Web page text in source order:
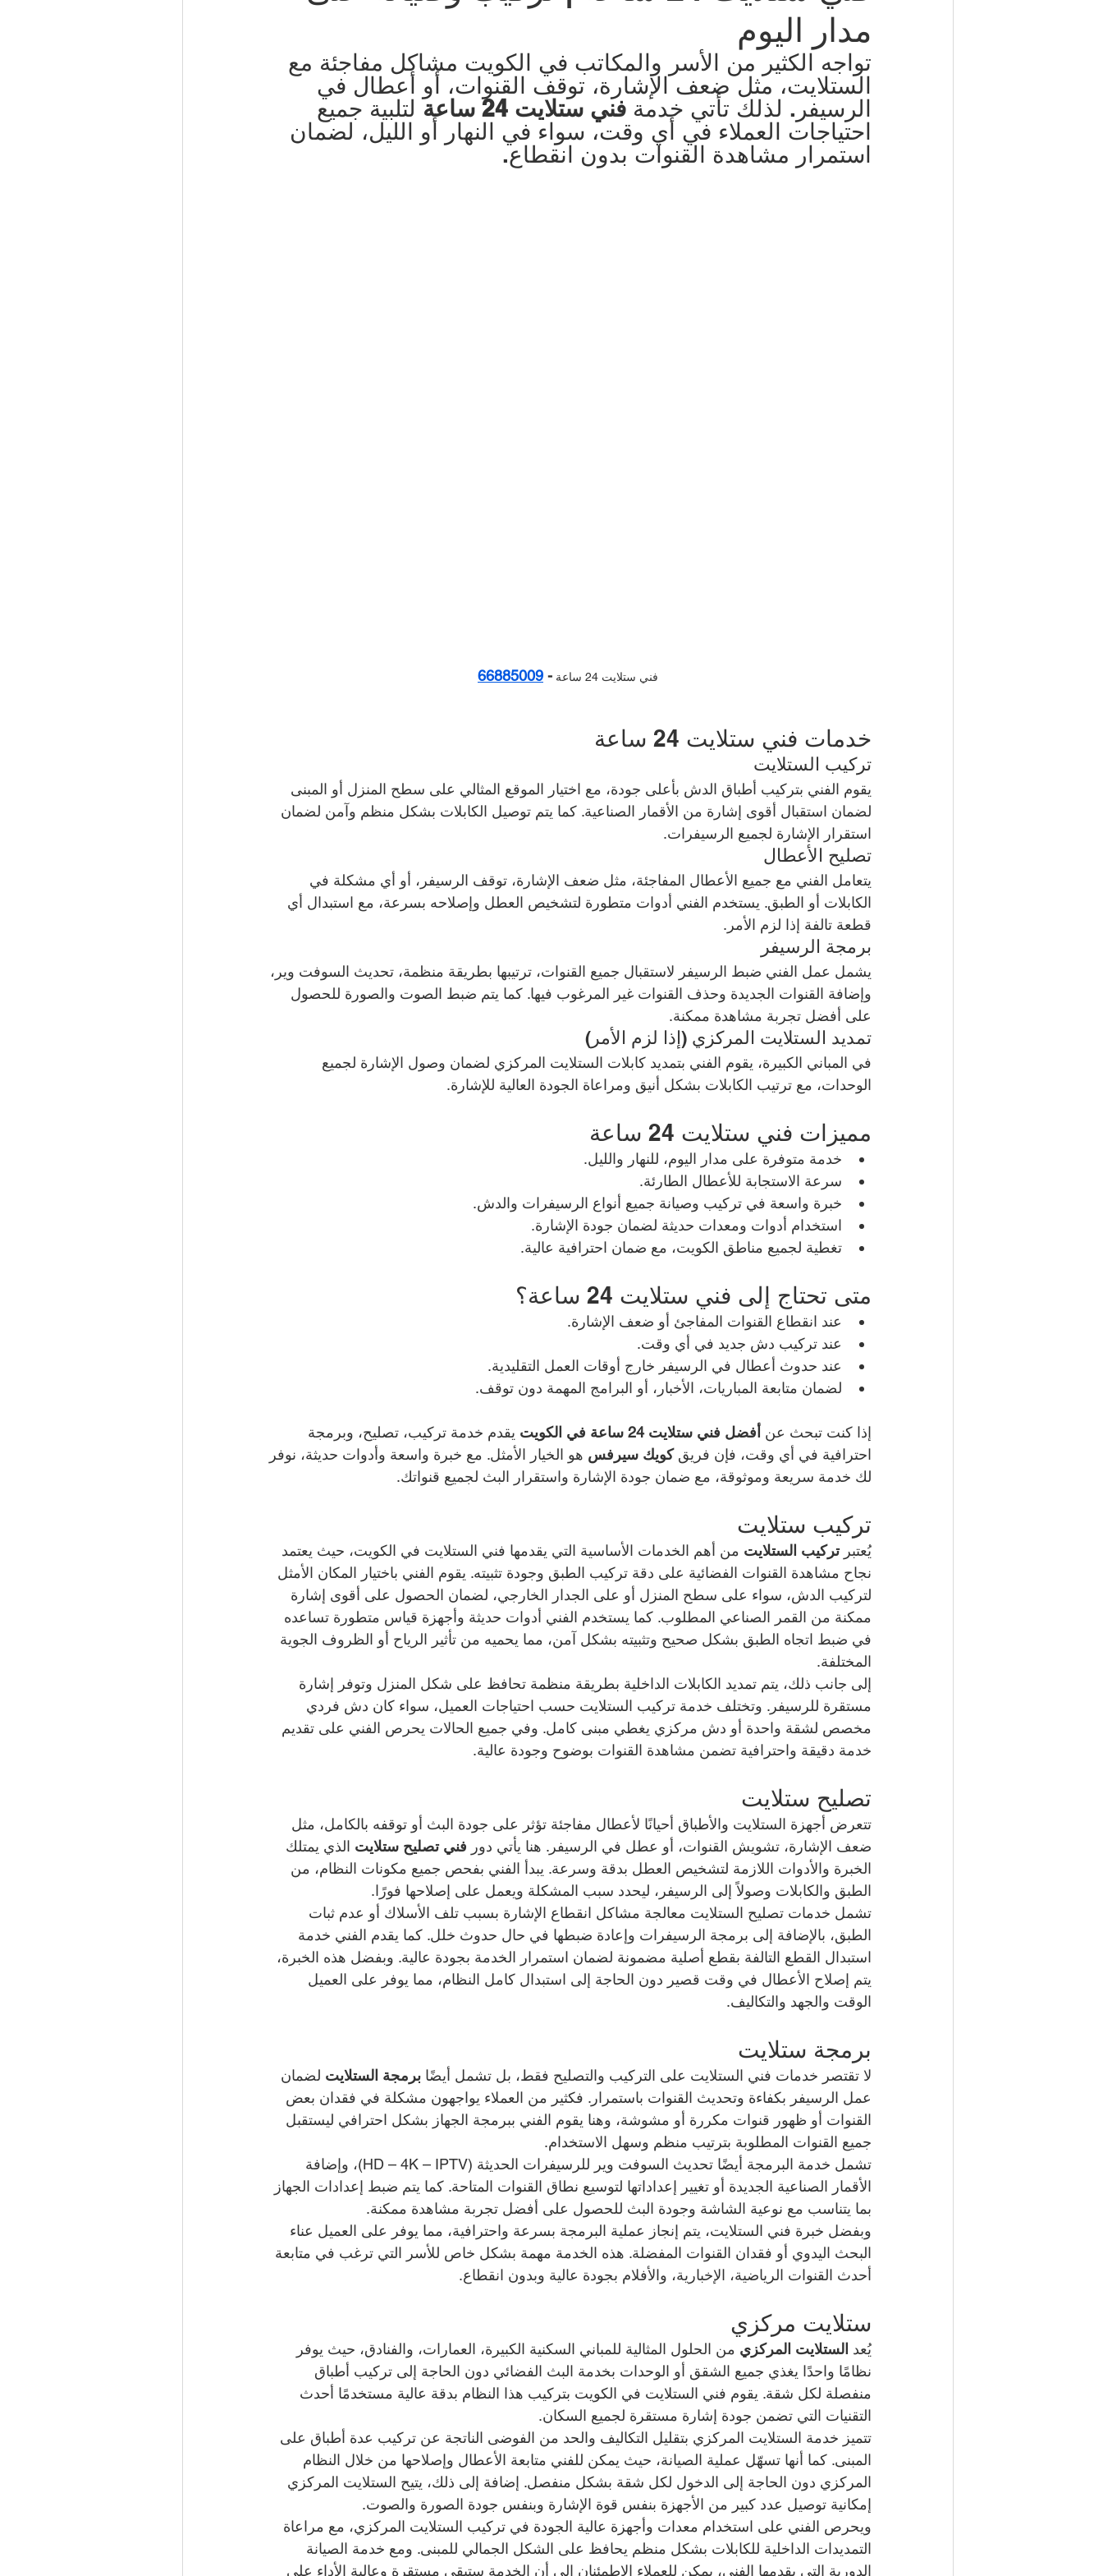
شركة مكافحة حشرات | 50050641 شركة طارد الحمام | 99009588 نشتري سيارات | 51066699
مكتب تأشيرات الكويت | 98951133 صالون حلاقة في الكويت | 98958877 مقوي سيرفس الكويت | 50994997
مدار اليوم
تواجه الكثير من الأسر والمكاتب في الكويت مشاكل مفاجئة مع
الستلايت، مثل ضعف الإشارة، توقف القنوات، أو أعطال في
الرسيفر. لذلك تأتي خدمة فني ستلايت 24 ساعة
لتلبية جميع
احتياجات العملاء في أي وقت، سواء في النهار أو الليل، لضمان
استمرار مشاهدة القنوات بدون انقطاع.
فني ستلايت 24 ساعة -
66885009
خدمات فني ستلايت 24 ساعة
تركيب الستلايت
يقوم الفني بتركيب أطباق الدش بأعلى جودة، مع اختيار الموقع المثالي على سطح المنزل أو المبنى
لضمان استقبال أقوى إشارة من الأقمار الصناعية. كما يتم توصيل الكابلات بشكل منظم وآمن لضمان
استقرار الإشارة لجميع الرسيفرات.
تصليح الأعطال
يتعامل الفني مع جميع الأعطال المفاجئة، مثل ضعف الإشارة، توقف الرسيفر، أو أي مشكلة في
الكابلات أو الطبق. يستخدم الفني أدوات متطورة لتشخيص العطل وإصلاحه بسرعة، مع استبدال أي
قطعة تالفة إذا لزم الأمر.
برمجة الرسيفر
يشمل عمل الفني ضبط الرسيفر لاستقبال جميع القنوات، ترتيبها بطريقة منظمة، تحديث السوفت وير،
وإضافة القنوات الجديدة وحذف القنوات غير المرغوب فيها. كما يتم ضبط الصوت والصورة للحصول
على أفضل تجربة مشاهدة ممكنة.
تمديد الستلايت المركزي (إذا لزم الأمر)
في المباني الكبيرة، يقوم الفني بتمديد كابلات الستلايت المركزي لضمان وصول الإشارة لجميع
الوحدات، مع ترتيب الكابلات بشكل أنيق ومراعاة الجودة العالية للإشارة.
مميزات فني ستلايت 24 ساعة
خدمة متوفرة على مدار اليوم، للنهار والليل.
سرعة الاستجابة للأعطال الطارئة.
خبرة واسعة في تركيب وصيانة جميع أنواع الرسيفرات والدش.
استخدام أدوات ومعدات حديثة لضمان جودة الإشارة.
تغطية لجميع مناطق الكويت، مع ضمان احترافية عالية.
متى تحتاج إلى فني ستلايت 24 ساعة؟
عند انقطاع القنوات المفاجئ أو ضعف الإشارة.
عند تركيب دش جديد في أي وقت.
عند حدوث أعطال في الرسيفر خارج أوقات العمل التقليدية.
لضمان متابعة المباريات، الأخبار، أو البرامج المهمة دون توقف.
إذا كنت تبحث عن أفضل فني ستلايت 24 ساعة في الكويت
يقدم خدمة تركيب، تصليح، وبرمجة
احترافية في أي وقت، فإن فريق كويك سيرفس هو الخيار الأمثل. مع خبرة واسعة وأدوات حديثة، نوفر
لك خدمة سريعة وموثوقة، مع ضمان جودة الإشارة واستقرار البث لجميع قنواتك.
تركيب ستلايت
يُعتبر تركيب الستلايت من أهم الخدمات الأساسية التي يقدمها فني الستلايت في الكويت، حيث يعتمد
نجاح مشاهدة القنوات الفضائية على دقة تركيب الطبق وجودة تثبيته. يقوم الفني باختيار المكان الأمثل
لتركيب الدش، سواء على سطح المنزل أو على الجدار الخارجي، لضمان الحصول على أقوى إشارة
ممكنة من القمر الصناعي المطلوب. كما يستخدم الفني أدوات حديثة وأجهزة قياس متطورة تساعده
في ضبط اتجاه الطبق بشكل صحيح وتثبيته بشكل آمن، مما يحميه من تأثير الرياح أو الظروف الجوية
المختلفة.
إلى جانب ذلك، يتم تمديد الكابلات الداخلية بطريقة منظمة تحافظ على شكل المنزل وتوفر إشارة
مستقرة للرسيفر. وتختلف خدمة تركيب الستلايت حسب احتياجات العميل، سواء كان دش فردي
مخصص لشقة واحدة أو دش مركزي يغطي مبنى كامل. وفي جميع الحالات يحرص الفني على تقديم
خدمة دقيقة واحترافية تضمن مشاهدة القنوات بوضوح وجودة عالية.
تصليح ستلايت
تتعرض أجهزة الستلايت والأطباق أحيانًا لأعطال مفاجئة تؤثر على جودة البث أو توقفه بالكامل، مثل
ضعف الإشارة، تشويش القنوات، أو عطل في الرسيفر. هنا يأتي دور فني تصليح ستلايت الذي يمتلك
الخبرة والأدوات اللازمة لتشخيص العطل بدقة وسرعة. يبدأ الفني بفحص جميع مكونات النظام، من
الطبق والكابلات وصولاً إلى الرسيفر، ليحدد سبب المشكلة ويعمل على إصلاحها فورًا.
تشمل خدمات تصليح الستلايت معالجة مشاكل انقطاع الإشارة بسبب تلف الأسلاك أو عدم ثبات
الطبق، بالإضافة إلى برمجة الرسيفرات وإعادة ضبطها في حال حدوث خلل. كما يقدم الفني خدمة
استبدال القطع التالفة بقطع أصلية مضمونة لضمان استمرار الخدمة بجودة عالية. وبفضل هذه الخبرة،
يتم إصلاح الأعطال في وقت قصير دون الحاجة إلى استبدال كامل النظام، مما يوفر على العميل
الوقت والجهد والتكاليف.
برمجة ستلايت
لا تقتصر خدمات فني الستلايت على التركيب والتصليح فقط، بل تشمل أيضًا برمجة الستلايت لضمان
عمل الرسيفر بكفاءة وتحديث القنوات باستمرار. فكثير من العملاء يواجهون مشكلة في فقدان بعض
القنوات أو ظهور قنوات مكررة أو مشوشة، وهنا يقوم الفني ببرمجة الجهاز بشكل احترافي ليستقبل
جميع القنوات المطلوبة بترتيب منظم وسهل الاستخدام.
تشمل خدمة البرمجة أيضًا تحديث السوفت وير للرسيفرات الحديثة (HD – 4K – IPTV)، وإضافة
الأقمار الصناعية الجديدة أو تغيير إعداداتها لتوسيع نطاق القنوات المتاحة. كما يتم ضبط إعدادات الجهاز
بما يتناسب مع نوعية الشاشة وجودة البث للحصول على أفضل تجربة مشاهدة ممكنة.
وبفضل خبرة فني الستلايت، يتم إنجاز عملية البرمجة بسرعة واحترافية، مما يوفر على العميل عناء
البحث اليدوي أو فقدان القنوات المفضلة. هذه الخدمة مهمة بشكل خاص للأسر التي ترغب في متابعة
أحدث القنوات الرياضية، الإخبارية، والأفلام بجودة عالية وبدون انقطاع.
ستلايت مركزي
يُعد الستلايت المركزي من الحلول المثالية للمباني السكنية الكبيرة، العمارات، والفنادق، حيث يوفر
نظامًا واحدًا يغذي جميع الشقق أو الوحدات بخدمة البث الفضائي دون الحاجة إلى تركيب أطباق
منفصلة لكل شقة. يقوم فني الستلايت في الكويت بتركيب هذا النظام بدقة عالية مستخدمًا أحدث
التقنيات التي تضمن جودة إشارة مستقرة لجميع السكان.
تتميز خدمة الستلايت المركزي بتقليل التكاليف والحد من الفوضى الناتجة عن تركيب عدة أطباق على
المبنى. كما أنها تسهّل عملية الصيانة، حيث يمكن للفني متابعة الأعطال وإصلاحها من خلال النظام
المركزي دون الحاجة إلى الدخول لكل شقة بشكل منفصل. إضافة إلى ذلك، يتيح الستلايت المركزي
إمكانية توصيل عدد كبير من الأجهزة بنفس قوة الإشارة وبنفس جودة الصورة والصوت.
ويحرص الفني على استخدام معدات وأجهزة عالية الجودة في تركيب الستلايت المركزي، مع مراعاة
التمديدات الداخلية للكابلات بشكل منظم يحافظ على الشكل الجمالي للمبنى. ومع خدمة الصيانة
الدورية التي يقدمها الفني، يمكن للعملاء الاطمئنان إلى أن الخدمة ستبقى مستقرة وعالية الأداء على